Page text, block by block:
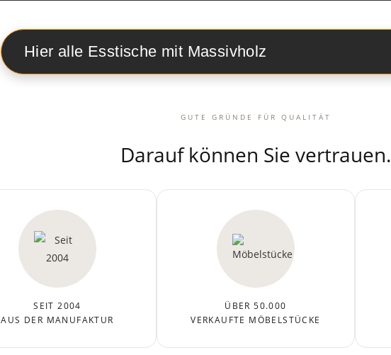
Hier alle Esstische mit Massivholz
GUTE GRÜNDE FÜR QUALITÄT
Darauf können Sie vertrauen.
SEIT 2004
AUS DER MANUFAKTUR
ÜBER 50.000
VERKAUFTE MÖBELSTÜCKE